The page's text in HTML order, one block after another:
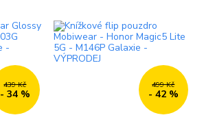
439 Kč
- 34 %
499 Kč
- 42 %